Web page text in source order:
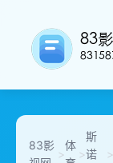
83影
>
体
>
斯
诺
>